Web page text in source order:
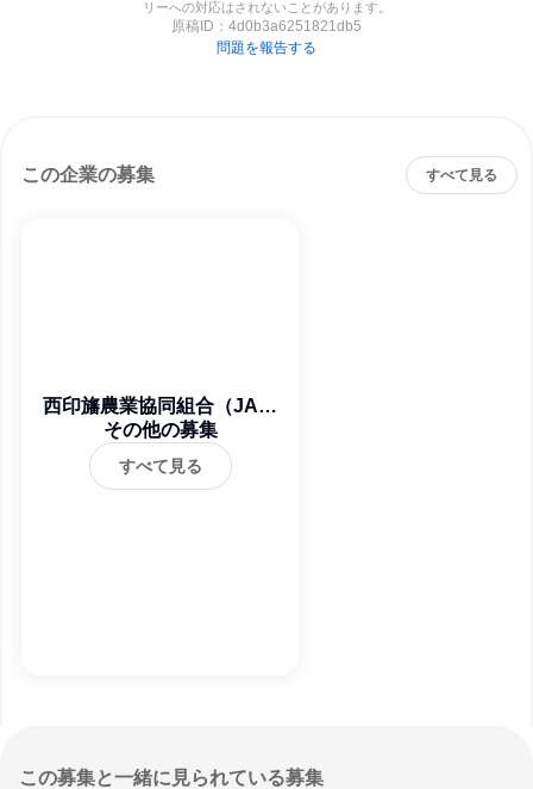
リーへの対応はされないことがあります。
原稿ID： 4d0b3a6251821db5
問題を報告する
この企業の募集 すべて見る
西印旛農業協同組合（JA西
印旛）
その他の募集
すべて見る
この募集と一緒に見られている募集